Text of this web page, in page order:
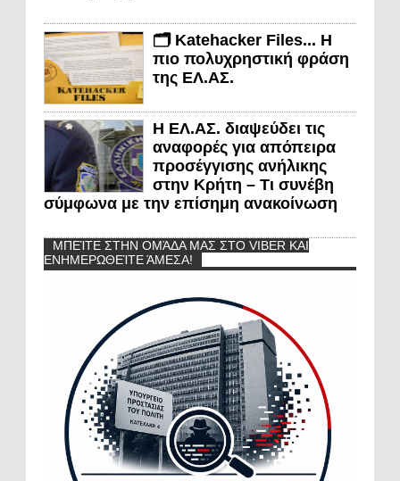
🗂️ Katehacker Files... Η
πιο πολυχρηστική φράση
της ΕΛ.ΑΣ.
Η ΕΛ.ΑΣ. διαψεύδει τις
αναφορές για απόπειρα
προσέγγισης ανήλικης
στην Κρήτη – Τι συνέβη
σύμφωνα με την επίσημη ανακοίνωση
ΜΠΕΊΤΕ ΣΤΗΝ ΟΜΆΔΑ ΜΑΣ ΣΤΟ VIBER ΚΑΙ
ΕΝΗΜΕΡΩΘΕΊΤΕ ΆΜΕΣΑ!